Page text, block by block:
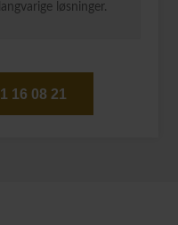
løsninger.
16 08 21